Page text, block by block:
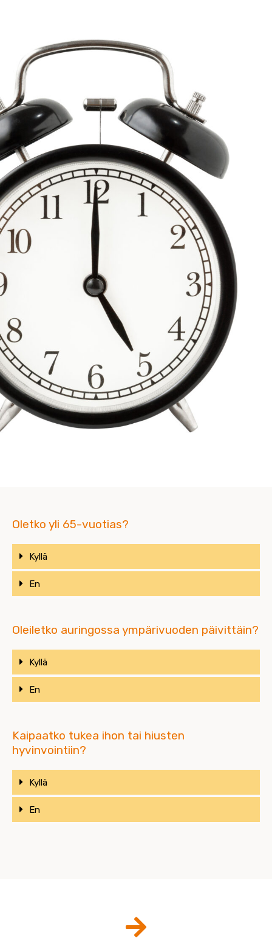
Oletko yli 65-vuotias?
Kyllä
En
Oleiletko auringossa ympärivuoden päivittäin?
Kyllä
En
Kaipaatko tukea ihon tai hiusten
hyvinvointiin?
Kyllä
En